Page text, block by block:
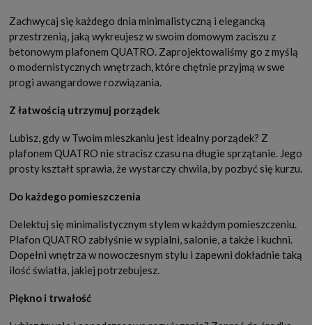
Zachwycaj się każdego dnia minimalistyczną i elegancką
przestrzenią, jaką wykreujesz w swoim domowym zaciszu z
betonowym plafonem QUATRO. Zaprojektowaliśmy go z myślą
o modernistycznych wnętrzach, które chętnie przyjmą w swe
progi awangardowe rozwiązania.
Z łatwością utrzymuj porządek
Lubisz, gdy w Twoim mieszkaniu jest idealny porządek? Z
plafonem QUATRO nie stracisz czasu na długie sprzątanie. Jego
prosty kształt sprawia, że wystarczy chwila, by pozbyć się kurzu.
Do każdego pomieszczenia
Delektuj się minimalistycznym stylem w każdym pomieszczeniu.
Plafon QUATRO zabłyśnie w sypialni, salonie, a także i kuchni.
Dopełni wnętrza w nowoczesnym stylu i zapewni dokładnie taką
ilość światła, jakiej potrzebujesz.
Piękno i trwałość